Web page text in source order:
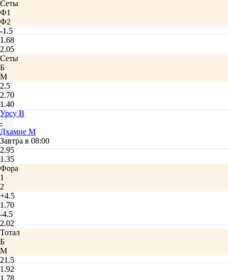
Сеты
Ф1
Ф2
-1.5
1.68
2.05
Сеты
Б
М
2.5
2.70
1.40
Урсу В
-
Дхамне М
Завтра в 08:00
2.95
1.35
Фора
1
2
+4.5
1.70
-4.5
2.02
Тотал
Б
М
21.5
1.92
1.78